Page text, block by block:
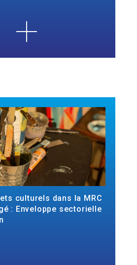
culturels dans la MRC
: Enveloppe sectorielle